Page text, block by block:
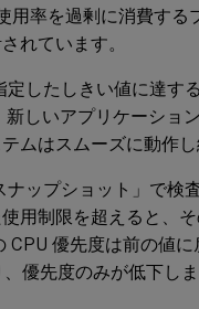
用率を過剰に消費する
れています。
したしきい値に達す
しいアプリケーショ
ムはスムーズに動作
ップショット」で検
用制限を超えると、
優先度は前の値
、優先度のみが低下し